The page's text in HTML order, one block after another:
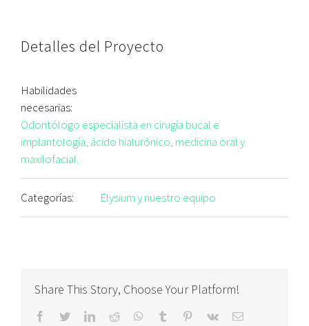
Detalles del Proyecto
Habilidades
necesarias:
Odontólogo especialista en cirugía bucal e
implantología, ácido hialurónico, medicina oral y
maxilofacial.
Categorías: Elysium y nuestro equipo
Share This Story, Choose Your Platform!
facebooktwitterlinkedinreddit whatsapp
tumblr pinterest
vk
Correo